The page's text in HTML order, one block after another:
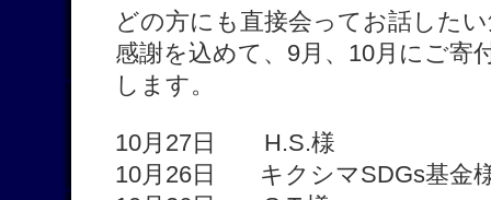
どの方にも直接会ってお話した
感謝を込めて、9月、10月にご寄
します。
10月27日 H.S.様
10月26日 キクシマSDGs基金